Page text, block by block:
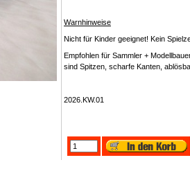
Warnhinweise
Nicht für Kinder geeignet! Kein
Empfohlen für Sammler +
sind Spitzen, scharfe Kanten,
2026.KW.01